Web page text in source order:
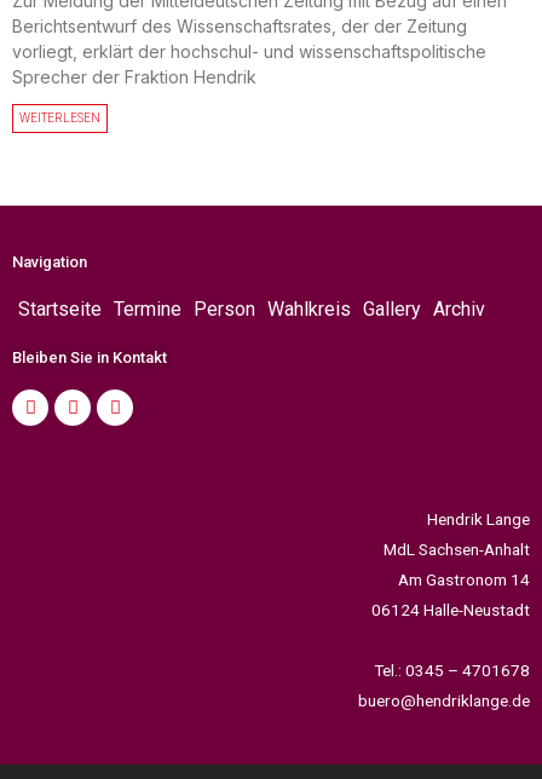
Berichtsentwurf des Wissenschaftsrates, der der Zeitung
vorliegt, erklärt der hochschul- und wissenschaftspolitische
Sprecher der Fraktion Hendrik
WEITERLESEN
Navigation
Startseite Termine Person Wahlkreis Gallery Archiv
Bleiben Sie in Kontakt
Hendrik Lange
MdL Sachsen-Anhalt
Am Gastronom 14
06124 Halle-Neustadt
Tel.: 0345 – 4701678
buero@hendriklange.de